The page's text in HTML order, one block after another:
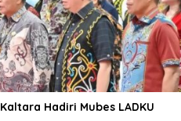
Hadiri Mubes LADKU